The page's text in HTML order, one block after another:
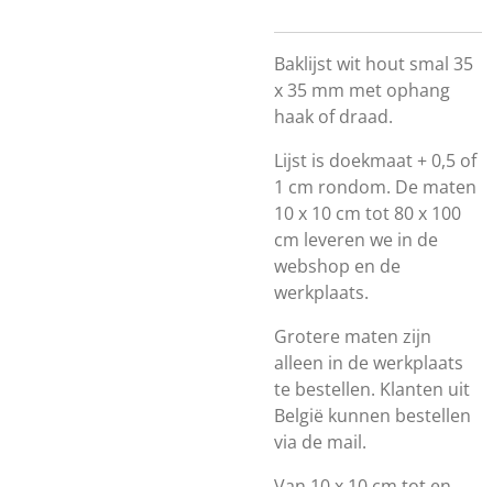
Baklijst wit hout smal 35
x 35 mm met ophang
haak of draad.
Lijst is doekmaat + 0,5 of
1 cm rondom. De maten
10 x 10 cm tot 80 x 100
cm leveren we in de
webshop en de
werkplaats.
Grotere maten zijn
alleen in de werkplaats
te bestellen. Klanten uit
België kunnen bestellen
via de mail.